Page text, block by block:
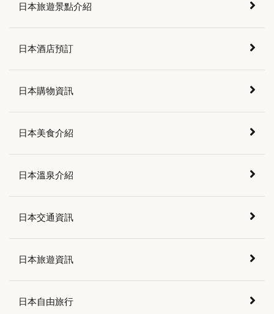
日本旅遊景點介紹
日本酒店預訂
日本購物資訊
日本美食介紹
日本溫泉介紹
日本交通資訊
日本旅遊資訊
日本自由旅行